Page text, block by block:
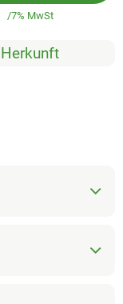
7% MwSt
Herkunft